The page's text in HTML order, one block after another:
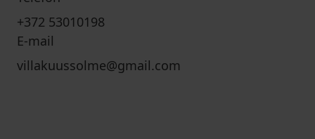
+372 53010198
E-mail
villakuussolme@gmail.com